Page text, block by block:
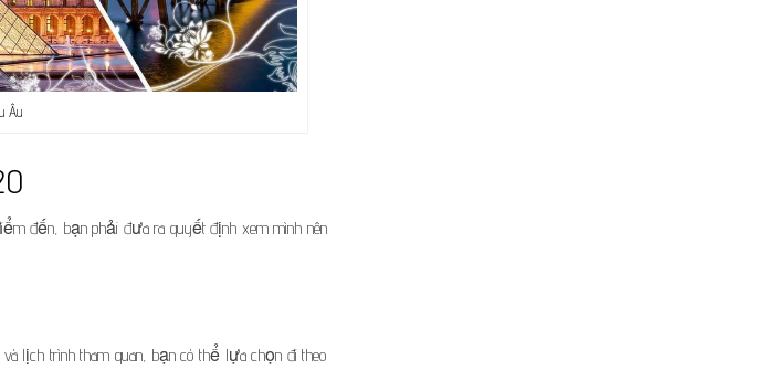
Âu
đến, bạn phải đưa ra quyết định xem mình nên
lịch trình tham quan, bạn có thể lựa chọn đi theo